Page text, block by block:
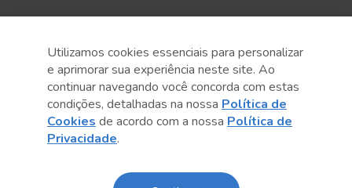
Utilizamos cookies essenciais para personalizar
e aprimorar sua experiência neste site. Ao
continuar navegando você concorda com estas
condições, detalhadas na nossa Política de
Cookies de acordo com a nossa Política de
Privacidade.